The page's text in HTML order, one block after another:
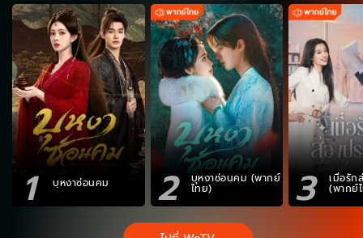
1 บุหงาซ่อนคม 2 บุหงาซ่อนคม (พากย์
ไทย) 3 เมื่อรัก
(พากย์